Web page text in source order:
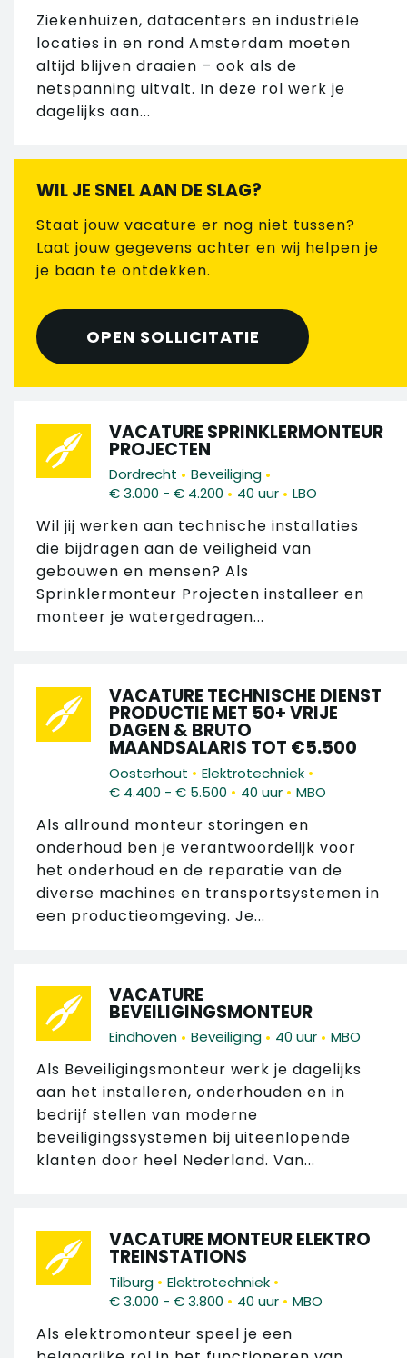
Ziekenhuizen, datacenters en industriële
locaties in en rond Amsterdam moeten
altijd blijven draaien – ook als de
netspanning uitvalt. In deze rol werk je
dagelijks aan...
WIL JE SNEL AAN DE SLAG?
Staat jouw vacature er nog niet tussen?
Laat jouw gegevens achter en wij helpen je
je baan te ontdekken.
OPEN SOLLICITATIE
VACATURE SPRINKLERMONTEUR
PROJECTEN
Dordrecht • Beveiliging •
€ 3.000 - € 4.200 • 40 uur • LBO
Wil jij werken aan technische installaties
die bijdragen aan de veiligheid van
gebouwen en mensen? Als
Sprinklermonteur Projecten installeer en
monteer je watergedragen...
VACATURE TECHNISCHE DIENST
PRODUCTIE MET 50+ VRIJE
DAGEN & BRUTO
MAANDSALARIS TOT €5.500
Oosterhout • Elektrotechniek •
€ 4.400 - € 5.500 • 40 uur • MBO
Als allround monteur storingen en
onderhoud ben je verantwoordelijk voor
het onderhoud en de reparatie van de
diverse machines en transportsystemen in
een productieomgeving. Je...
VACATURE
BEVEILIGINGSMONTEUR
Eindhoven • Beveiliging • 40 uur • MBO
Als Beveiligingsmonteur werk je dagelijks
aan het installeren, onderhouden en in
bedrijf stellen van moderne
beveiligingssystemen bij uiteenlopende
klanten door heel Nederland. Van...
VACATURE MONTEUR ELEKTRO
TREINSTATIONS
Tilburg • Elektrotechniek •
€ 3.000 - € 3.800 • 40 uur • MBO
Als elektromonteur speel je een